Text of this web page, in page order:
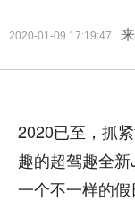
2020-01-09 17:19:47
2020已至，抓
趣的超驾趣全
一个不一样的